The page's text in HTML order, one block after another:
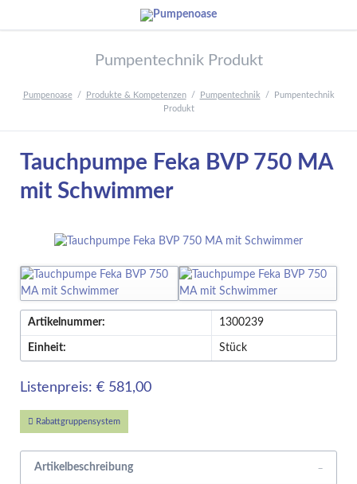
Pumpentechnik Produkt
Pumpenoase Produkte & Kompetenzen Pumpentechnik
Pumpentechnik
Produkt
Tauchpumpe Feka BVP 750 MA
mit Schwimmer
Artikelnummer: 1300239
Einheit: Stück
Listenpreis: € 581,00
Rabattgruppensystem
Artikelbeschreibung